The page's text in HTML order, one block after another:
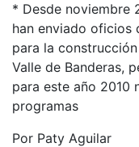
* Desde noviembre
han enviado oficios
para la
Valle de Banderas,
para este año 2010
programas
Por Paty Aguilar